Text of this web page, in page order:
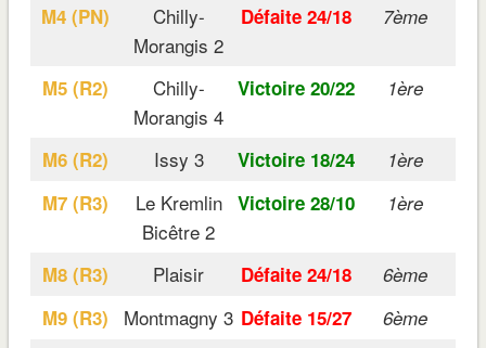
M4 (PN)
Chilly-
Morangis 2
Défaite 24/18 7ème
M5 (R2)
Chilly-
Morangis 4
Victoire 20/22 1ère
M6 (R2) Issy 3 Victoire 18/24
1ère
M7 (R3)
Le Kremlin
Bicêtre 2
Victoire 28/10 1ère
M8 (R3) Plaisir Défaite 24/18
6ème
M9 (R3)
Montmagny 3 Défaite 15/27
6ème